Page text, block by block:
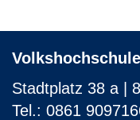
Stadtplatz 38 a |
Tel.: 0861